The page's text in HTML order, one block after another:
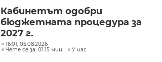
Кабинетът одобри
бюджетната процедура за
2027 г.
16:01, 05.08.2026
Чете се за: 01:15 мин.
У нас